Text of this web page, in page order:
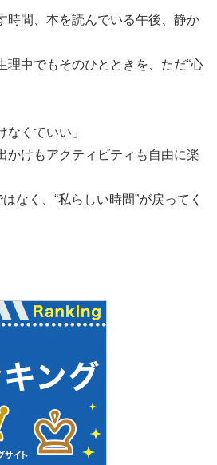
時間、本を読んでいる午後、静か
理中でもそのひとときを、ただ“心
なくていい」
かけもアクティビティも自由に楽
なく、“私らしい時間”が戻ってく